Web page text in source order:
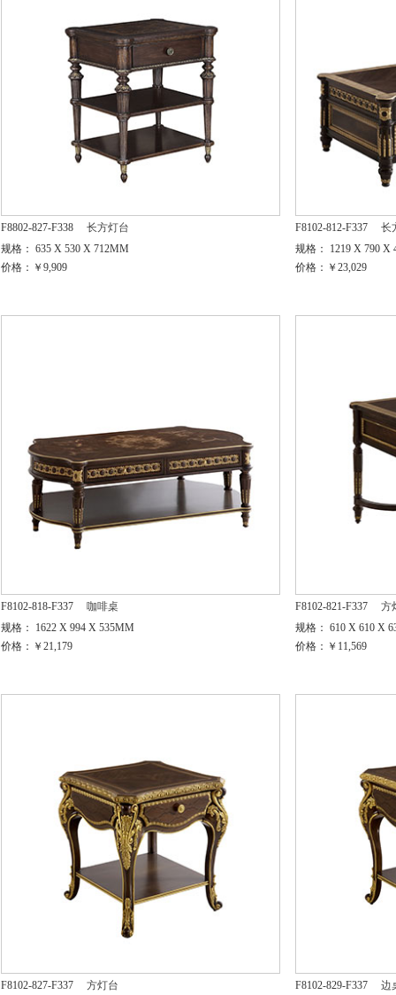
F8802-827-F338
长方灯台
规格： 635 X 530 X 712MM
价格：￥9,909
F8102-812-F337
长
规格： 1219 X 790 X
价格：￥23,029
F8102-818-F337
咖啡桌
规格： 1622 X 994 X 535MM
价格：￥21,179
F8102-821-F337
方
规格： 610 X 610 X
价格：￥11,569
F8102-827-F337 方灯台 F8102-829-F337 边